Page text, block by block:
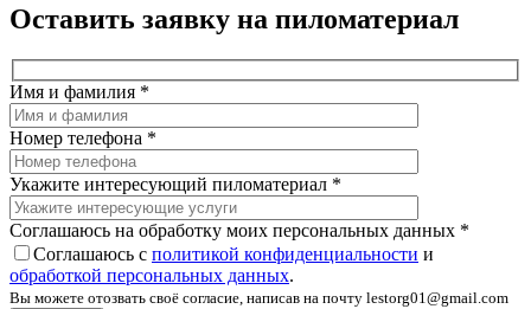
Оставить заявку на пиломатериал
Имя и фамилия *
Номер телефона *
Укажите интересующий пиломатериал *
Соглашаюсь на обработку моих персональных данных *
Соглашаюсь с политикой конфиденциальности и
обработкой персональных данных.
Вы можете отозвать своё согласие, написав на почту lestorg01@gmail.com